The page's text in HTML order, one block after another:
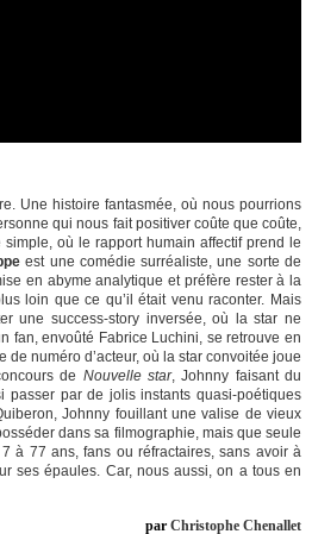
Une histoire fantasmée, où nous pourrions
qui nous fait positiver coûte que coûte,
où le rapport humain affectif prend le
est une comédie surréaliste, une sorte de
en abyme analytique et préfère rester à la
loin que ce qu’il était venu raconter. Mais
une success-story inversée, où la star ne
fan, envoûté Fabrice Luchini, se retrouve en
de numéro d’acteur, où la star convoitée joue
de Nouvelle star, Johnny faisant du
passer par de jolis instants quasi-poétiques
Johnny fouillant une valise de vieux
dans sa filmographie, mais que seule
à 77 ans, fans ou réfractaires, sans avoir à
ses épaules. Car, nous aussi, on a tous en
par Christophe Chenallet